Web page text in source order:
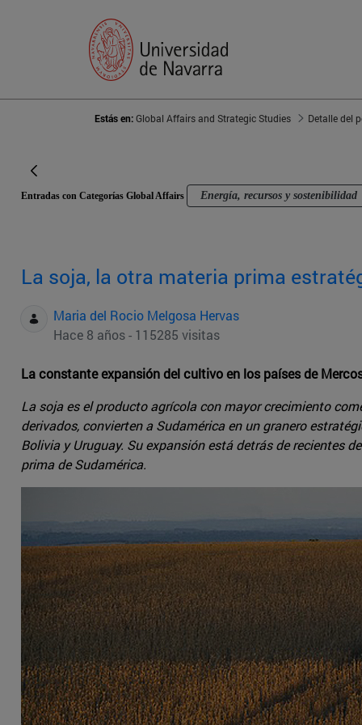
Estás en:Global Affairs and Strategic Studies Detalle del
Entradas con Categorías Global Affairs Energía, recursos y sostenibilidad
La soja, la otra materia prima
Maria del Rocio Melgosa Hervas
Hace 8 años - 115285 visitas
La constante expansión del cultivo en los países de
La soja es el producto agrícola con mayor crecimiento
derivados, convierten a Sudamérica en un granero
Bolivia y Uruguay. Su expansión está detrás de recientes
prima de Sudamérica.